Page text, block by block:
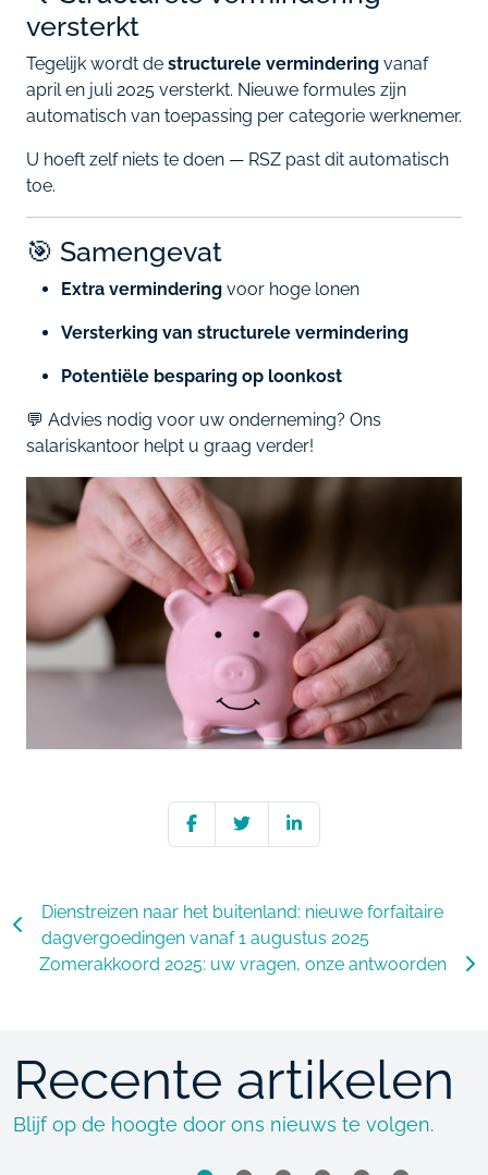
versterkt
Tegelijk wordt de structurele vermindering vanaf
april en juli 2025 versterkt. Nieuwe formules zijn
automatisch van toepassing per categorie werknemer.
U hoeft zelf niets te doen — RSZ past dit automatisch
toe.
🎯 Samengevat
Extra vermindering voor hoge lonen
Versterking van structurele vermindering
Potentiële besparing op loonkost
💬 Advies nodig voor uw onderneming? Ons
salariskantoor helpt u graag verder!
Dienstreizen naar het buitenland: nieuwe forfaitaire
dagvergoedingen vanaf 1 augustus 2025
Zomerakkoord 2025: uw vragen, onze antwoorden
Recente artikelen
Blijf op de hoogte door ons nieuws te volgen.